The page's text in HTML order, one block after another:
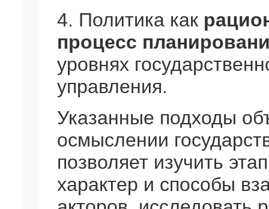
4. Политика как
процесс
уровнях
управления.
Указанные подходы
осмыслении
позволяет изучить
характер и способы